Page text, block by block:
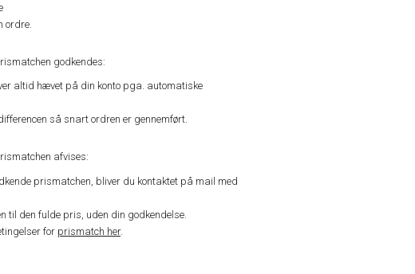
ordre.
godkendes:
altid hævet på din konto pga. automatiske
så snart ordren er gennemført.
afvises:
prismatchen, bliver du kontaktet på mail med
til den fulde pris, uden din godkendelse.
for prismatch her.